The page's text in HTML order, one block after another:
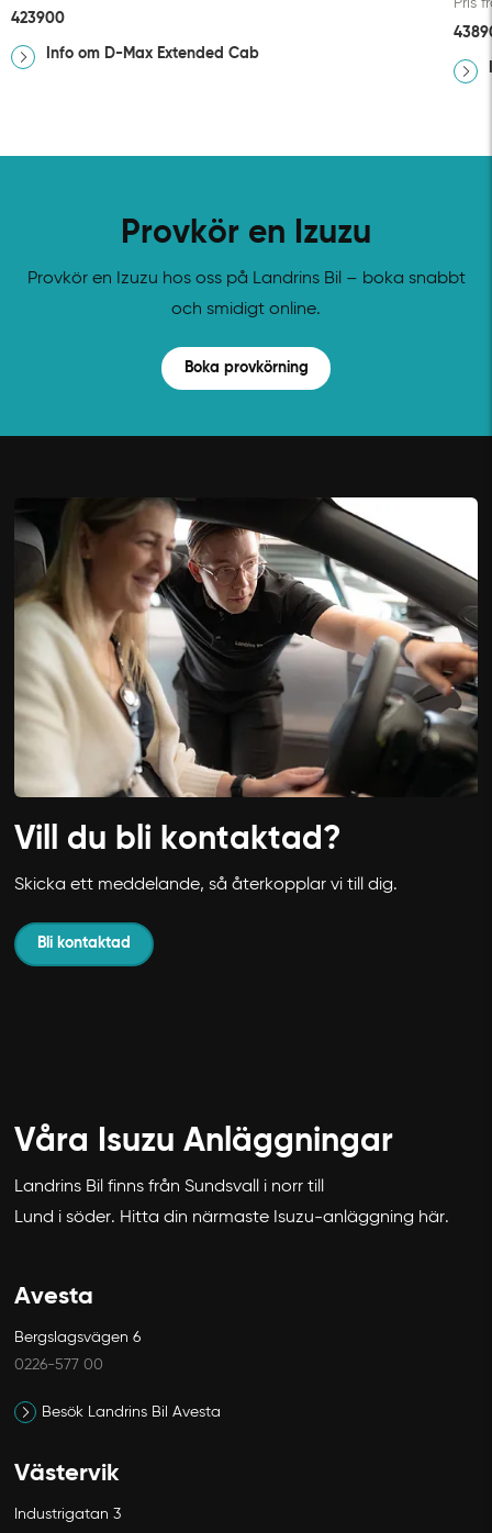
423900
Info om D-Max Extended Cab
Pris
Provkör en Izuzu
Provkör en Izuzu hos oss på Landrins Bil – boka snabbt
och smidigt online.
Boka provkörning
Vill du bli kontaktad?
Skicka ett meddelande, så återkopplar vi till dig.
Bli kontaktad
Våra Isuzu Anläggningar
Landrins Bil finns från Sundsvall i norr till
Lund i söder. Hitta din närmaste Isuzu-anläggning här.
Avesta
Bergslagsvägen 6
0226-577 00
Besök Landrins Bil Avesta
Västervik
Industrigatan 3